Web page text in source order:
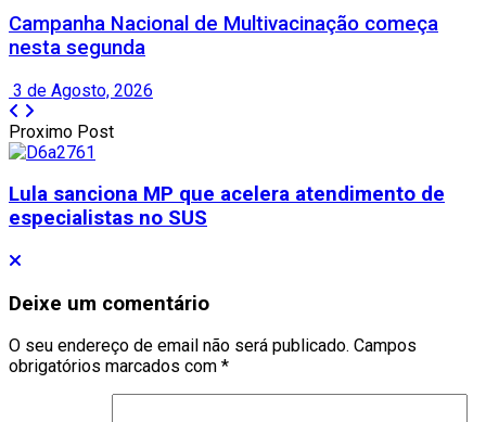
Campanha Nacional de Multivacinação começa
nesta segunda
3 de Agosto, 2026
Proximo Post
Lula sanciona MP que acelera atendimento de
especialistas no SUS
Deixe um comentário
O seu endereço de email não será publicado. Campos
obrigatórios marcados com *